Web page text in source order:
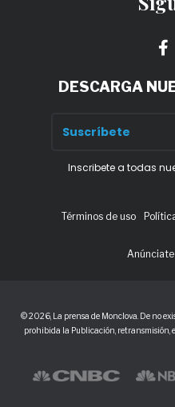
DESCARGA
Inscribete a todas
Términos de uso
© 2026, La prensa de Monclova. De no
prohibida la Publicación, retransmisión,